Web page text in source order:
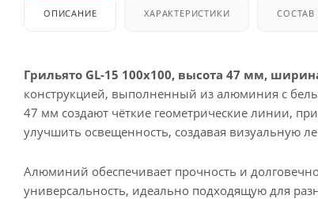
ОПИСАНИЕ ХАРАКТЕРИСТИКИ
Грильято GL-15 100x100, высота 47 мм,
конструкцией, выполненный из алюминия с
47 мм создают чёткие геометрические линии,
улучшить освещенность, создавая визуальную
Алюминий обеспечивает прочность и
универсальность, идеально подходящую для